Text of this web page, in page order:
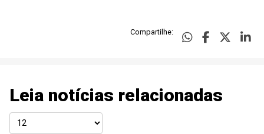
Compartilhe:
Leia notícias relacionadas